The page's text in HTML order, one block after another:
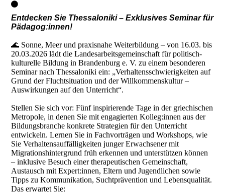
Entdecken Sie Thessaloniki – Exklusives Seminar für
Pädagog:innen!
🌊 Sonne, Meer und praxisnahe Weiterbildung – von 16.03. bis
20.03.2026 lädt die Landesarbeitsgemeinschaft für politisch-
kulturelle Bildung in Brandenburg e. V. zu einem besonderen
Seminar nach Thessaloniki ein: „Verhaltensschwierigkeiten auf
Grund der Fluchtsituation und der Willkommenskultur –
Auswirkungen auf den Unterricht“.​
Stellen Sie sich vor: Fünf inspirierende Tage in der griechischen
Metropole, in denen Sie mit engagierten Kolleg:innen aus der
Bildungsbranche konkrete Strategien für den Unterricht
entwickeln. Lernen Sie in Fachvorträgen und Workshops, wie
Sie Verhaltensauffälligkeiten junger Erwachsener mit
Migrationshintergrund früh erkennen und unterstützen können
– inklusive Besuch einer therapeutischen Gemeinschaft,
Austausch mit Expert:innen, Eltern und Jugendlichen sowie
Tipps zu Kommunikation, Suchtprävention und Lebensqualität.​
Das erwartet Sie: